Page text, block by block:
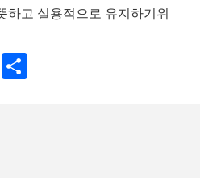
하고 실용적으로 유지하기위
LinkedIn